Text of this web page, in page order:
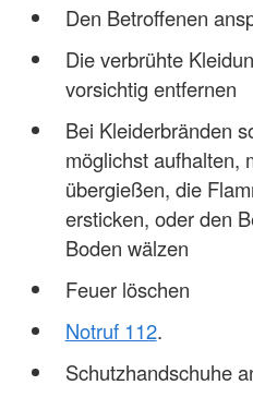
Den Betroffenen
Die verbrühte
vorsichtig entfernen
Bei Kleiderbränden
möglichst aufhalten,
übergießen, die
ersticken, oder den
Boden wälzen
Feuer löschen
Notruf 112.
Schutzhandschuhe